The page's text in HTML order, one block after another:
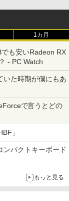
1カ月
でも安いRadeon RX
- PC Watch
た時期が僕にもあ
で言うとどの
」
ンパクトキーボード
もっと見る